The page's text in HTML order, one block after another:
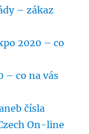
– zákaz
2020 – co
– co na vás
čísla
On-line